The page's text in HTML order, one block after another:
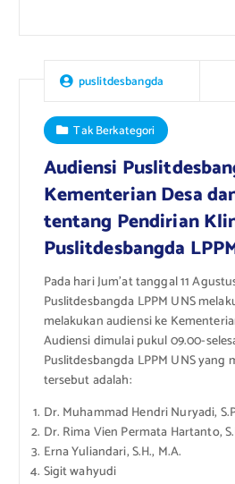
puslitdesbangda
Tak Berkategori
Audiensi
Kementerian Desa
tentang Pendirian
Puslitdesbangda
Pada hari Jum’at tanggal 11
Puslitdesbangda LPPM UNS
melakukan audiensi ke
Audiensi dimulai pukul 09.00-
Puslitdesbangda LPPM UNS yang
tersebut adalah:
Dr. Muhammad Hendri Nuryadi,
Dr. Rima Vien Permata Hartanto,
Erna Yuliandari, S.H., M.A.
Sigit wahyudi